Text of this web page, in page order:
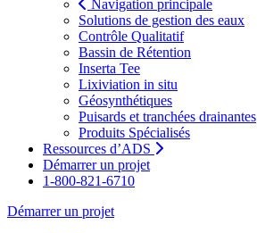
Navigation principale
Solutions de gestion des eaux
Contrôle Qualitatif
Bassin de Rétention
Inserta Tee
Lixiviation in situ
Géosynthétiques
Puisards et tranchées drainantes
Produits Spécialisés
Ressources d’ADS
Démarrer un projet
1-800-821-6710
Démarrer un projet